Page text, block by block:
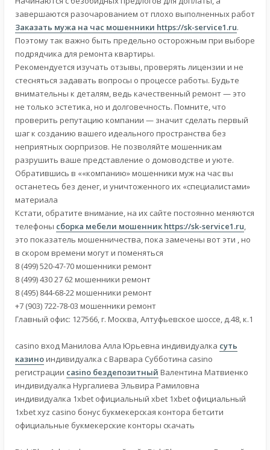
завершаются разочарованием от плохо выполненных работ
Заказать мужа на час мошенники https://sk-service1.ru.
Поэтому так важно быть предельно осторожным при выборе
подрядчика для ремонта квартиры.
Рекомендуется изучать отзывы, проверять лицензии и не
стесняться задавать вопросы о процессе работы. Будьте
внимательны к деталям, ведь качественный ремонт — это
не только эстетика, но и долговечность. Помните, что
проверить репутацию компании — значит сделать первый
шаг к созданию вашего идеального пространства без
неприятных сюрпризов. Не позволяйте мошенникам
разрушить ваше представление о домоводстве и уюте.
Обратившись в ««компанию» мошенники муж на час вы
останетесь без денег, и уничтоженного их «специалистами»
материала
Кстати, обратите внимание, на их сайте постоянно меняются
телефоны сборка мебели мошенник https://sk-service1.ru,
это показатель мошенничества, пока замечены вот эти , но
в скором времени могут и поменяться
8 (499) 520-47-70 мошенники ремонт
8 (499) 430 27 62 мошенники ремонт
8 (495) 844-68-22 мошенники ремонт
+7 (903) 722-78-03 мошенники ремонт
Главный офис: 127566, г. Москва, Алтуфьевское шоссе, д.48, к.1
casino вход Манилова Алла Юрьевна индивидуалка суть
казиноиндивидуалка с Варвара Субботина casino
регистрации casino бездепозитный Валентина Матвиенко
индивидуалка Нургалиева Эльвира Рамиловна
индивидуалка 1xbet официальный xbet 1xbet официальный
1xbet xyz casino бонус букмекерская контора бетсити
официальные букмекерские конторы скачать